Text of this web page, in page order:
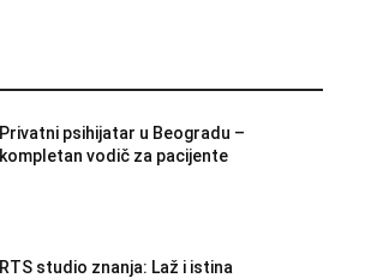
Privatni psihijatar u Beogradu –
kompletan vodič za pacijente
RTS studio znanja: Laž i istina